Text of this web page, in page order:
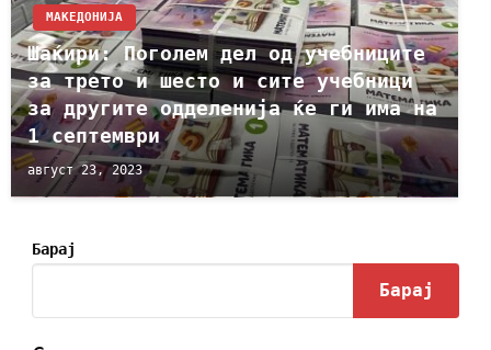
МАКЕДОНИЈА
Шаќири: Поголем дел од учебниците
за трето и шесто и сите учебници
за другите одделенија ќе ги има на
1 септември
август 23, 2023
Барај
Барај